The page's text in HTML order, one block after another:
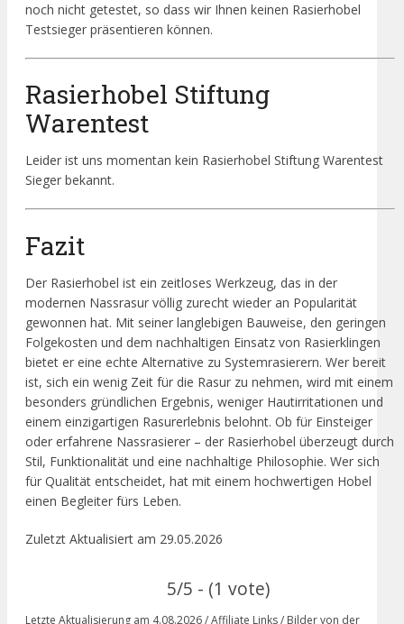
noch nicht getestet, so dass wir Ihnen keinen Rasierhobel
Testsieger präsentieren können.
Rasierhobel Stiftung
Warentest
Leider ist uns momentan kein Rasierhobel Stiftung Warentest
Sieger bekannt.
Fazit
Der Rasierhobel ist ein zeitloses Werkzeug, das in der
modernen Nassrasur völlig zurecht wieder an Popularität
gewonnen hat. Mit seiner langlebigen Bauweise, den geringen
Folgekosten und dem nachhaltigen Einsatz von Rasierklingen
bietet er eine echte Alternative zu Systemrasierern. Wer bereit
ist, sich ein wenig Zeit für die Rasur zu nehmen, wird mit einem
besonders gründlichen Ergebnis, weniger Hautirritationen und
einem einzigartigen Rasurerlebnis belohnt. Ob für Einsteiger
oder erfahrene Nassrasierer – der Rasierhobel überzeugt durch
Stil, Funktionalität und eine nachhaltige Philosophie. Wer sich
für Qualität entscheidet, hat mit einem hochwertigen Hobel
einen Begleiter fürs Leben.
Zuletzt Aktualisiert am 29.05.2026
5/5 - (1 vote)
Letzte Aktualisierung am 4.08.2026 / Affiliate Links / Bilder von der